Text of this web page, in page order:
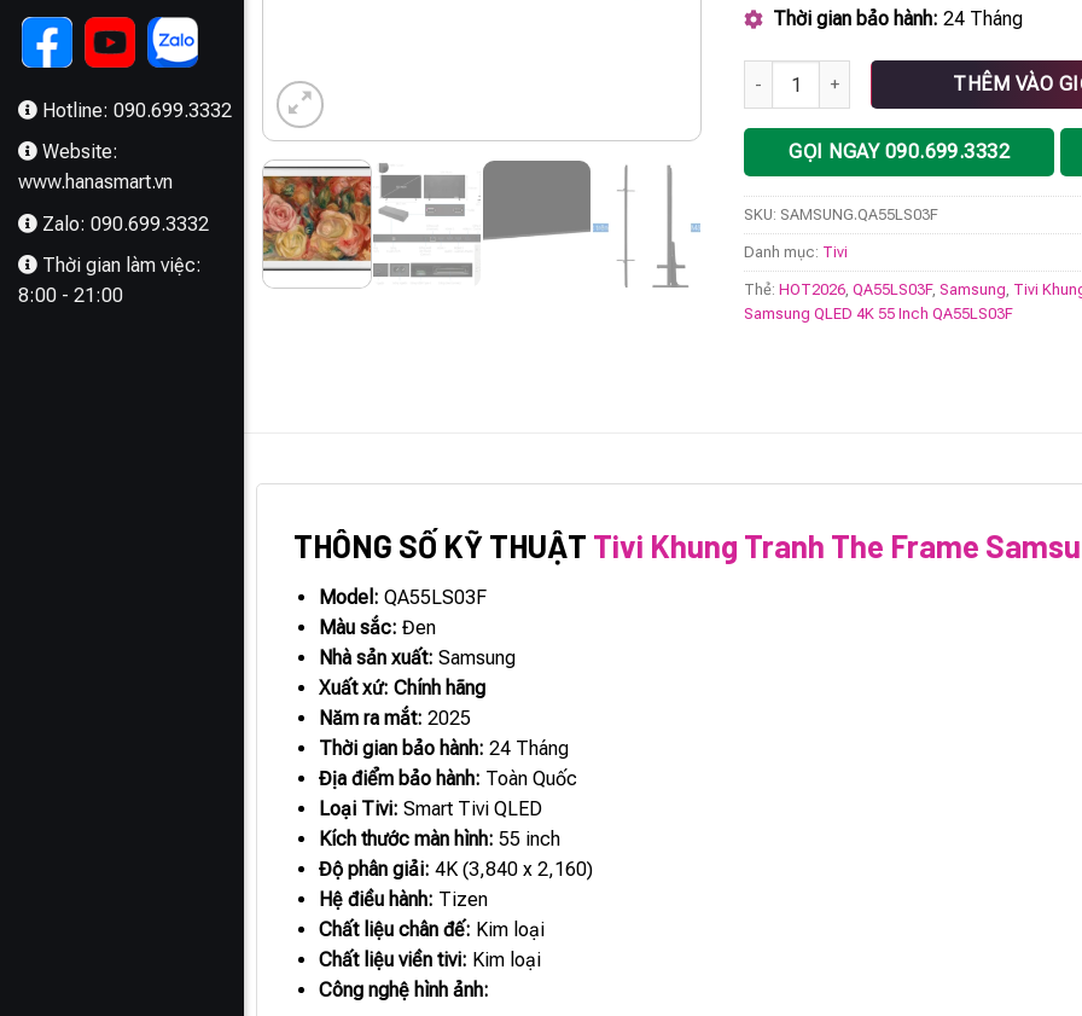
Hotline: 090.699.3332
Website:
www.hanasmart.vn
Zalo: 090.699.3332
Thời gian làm việc:
8:00 - 21:00
Thời gian bảo hành: 24 Tháng
Tivi Khung Tranh The Frame Samsung
THÊM VÀO
GỌI NGAY 090.699.3332
SKU: SAMSUNG.QA55LS03F
Danh mục: Tivi
Thẻ:HOT2026,QA55LS03F,Samsung, Tivi
Samsung QLED 4K 55 Inch QA55LS03F
THÔNG SỐ KỸ THUẬT Tivi Khung Tranh The Frame
Model: QA55LS03F
Màu sắc: Đen
Nhà sản xuất: Samsung
Xuất xứ: Chính hãng
Năm ra mắt: 2025
Thời gian bảo hành: 24 Tháng
Địa điểm bảo hành: Toàn Quốc
Loại Tivi: Smart Tivi QLED
Kích thước màn hình: 55 inch
Độ phân giải: 4K (3,840 x 2,160)
Hệ điều hành: Tizen
Chất liệu chân đế: Kim loại
Chất liệu viền tivi: Kim loại
Công nghệ hình ảnh: